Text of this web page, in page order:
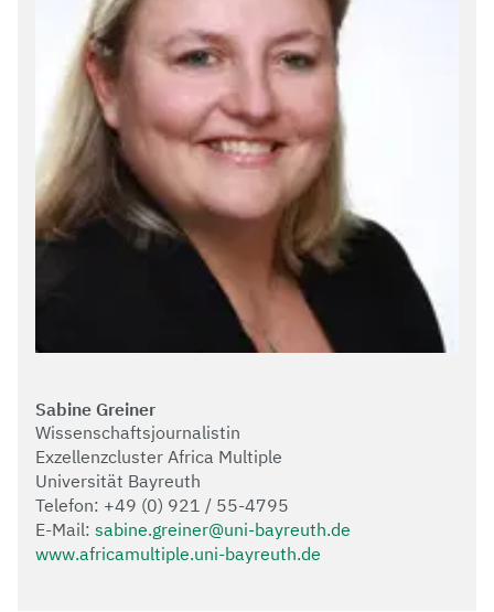
Sabine Greiner
Wissenschaftsjournalistin
Exzellenzcluster Africa Multiple
Universität Bayreuth
Telefon: +49 (0) 921 / 55-4795
E-Mail: sabine.greiner@uni-bayreuth.de
www.africamultiple.uni-bayreuth.de